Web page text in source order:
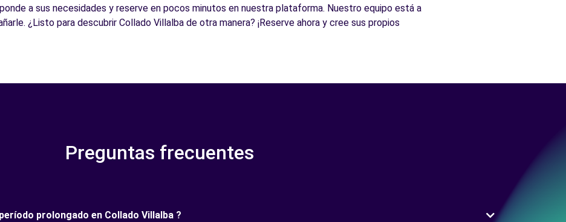
a sus necesidades y reserve en pocos minutos en nuestra plataforma. Nuestro equipo está a
¿Listo para descubrir Collado Villalba de otra manera? ¡Reserve ahora y cree sus propios
Preguntas frecuentes
prolongado en Collado Villalba ?